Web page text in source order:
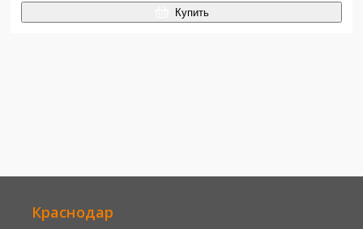
Купить
Краснодар